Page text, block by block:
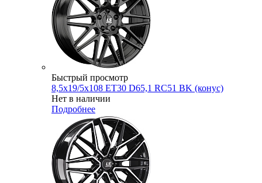
Быстрый просмотр
8,5x19/5x108 ET30 D65,1 RC51 BK (конус)
Нет в наличии
Подробнее